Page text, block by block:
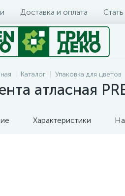
Доставка и оплата
Каталог Упаковка для цветов
атласная
Характеристики